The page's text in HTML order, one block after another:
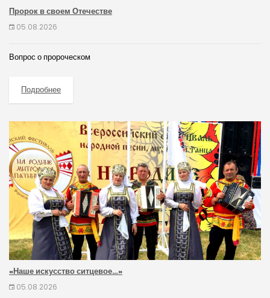
Пророк в своем Отечестве
05.08.2026
Вопрос о пророческом
Подробнее
«Наше искусство ситцевое…»
05.08.2026